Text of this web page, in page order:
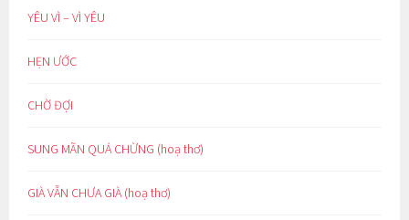
YÊU VÌ – VÌ YÊU
HẸN ƯỚC
CHỜ ĐỢI
SUNG MÃN QUÁ CHỪNG (hoạ thơ)
GIÀ VẪN CHƯA GIÀ (hoạ thơ)